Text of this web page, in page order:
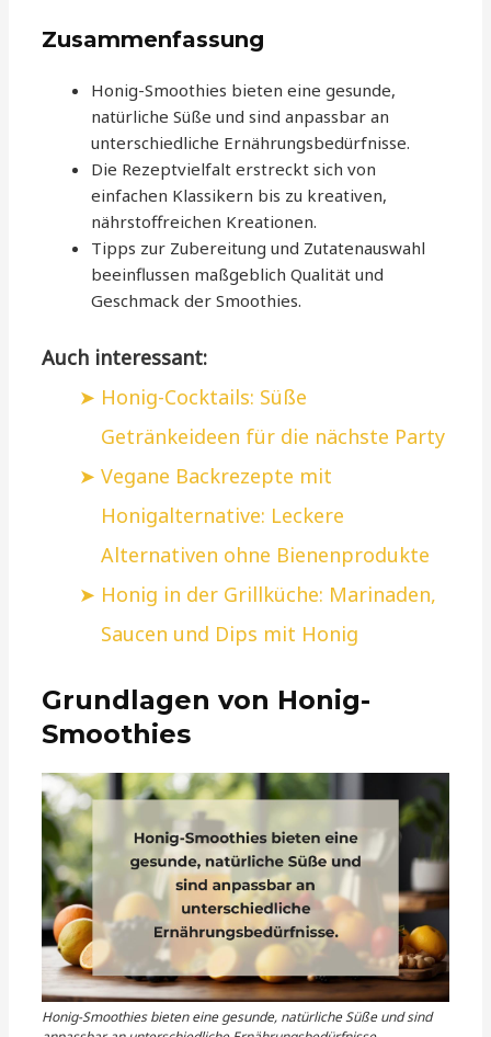
Zusammenfassung
Honig-Smoothies bieten eine gesunde,
natürliche Süße und sind anpassbar an
unterschiedliche Ernährungsbedürfnisse.
Die Rezeptvielfalt erstreckt sich von
einfachen Klassikern bis zu kreativen,
nährstoffreichen Kreationen.
Tipps zur Zubereitung und Zutatenauswahl
beeinflussen maßgeblich Qualität und
Geschmack der Smoothies.
Auch interessant:
Honig-Cocktails: Süße
Getränkeideen für die nächste Party
Vegane Backrezepte mit
Honigalternative: Leckere
Alternativen ohne Bienenprodukte
Honig in der Grillküche: Marinaden,
Saucen und Dips mit Honig
Grundlagen von Honig-
Smoothies
Honig-Smoothies bieten eine gesunde, natürliche Süße und sind